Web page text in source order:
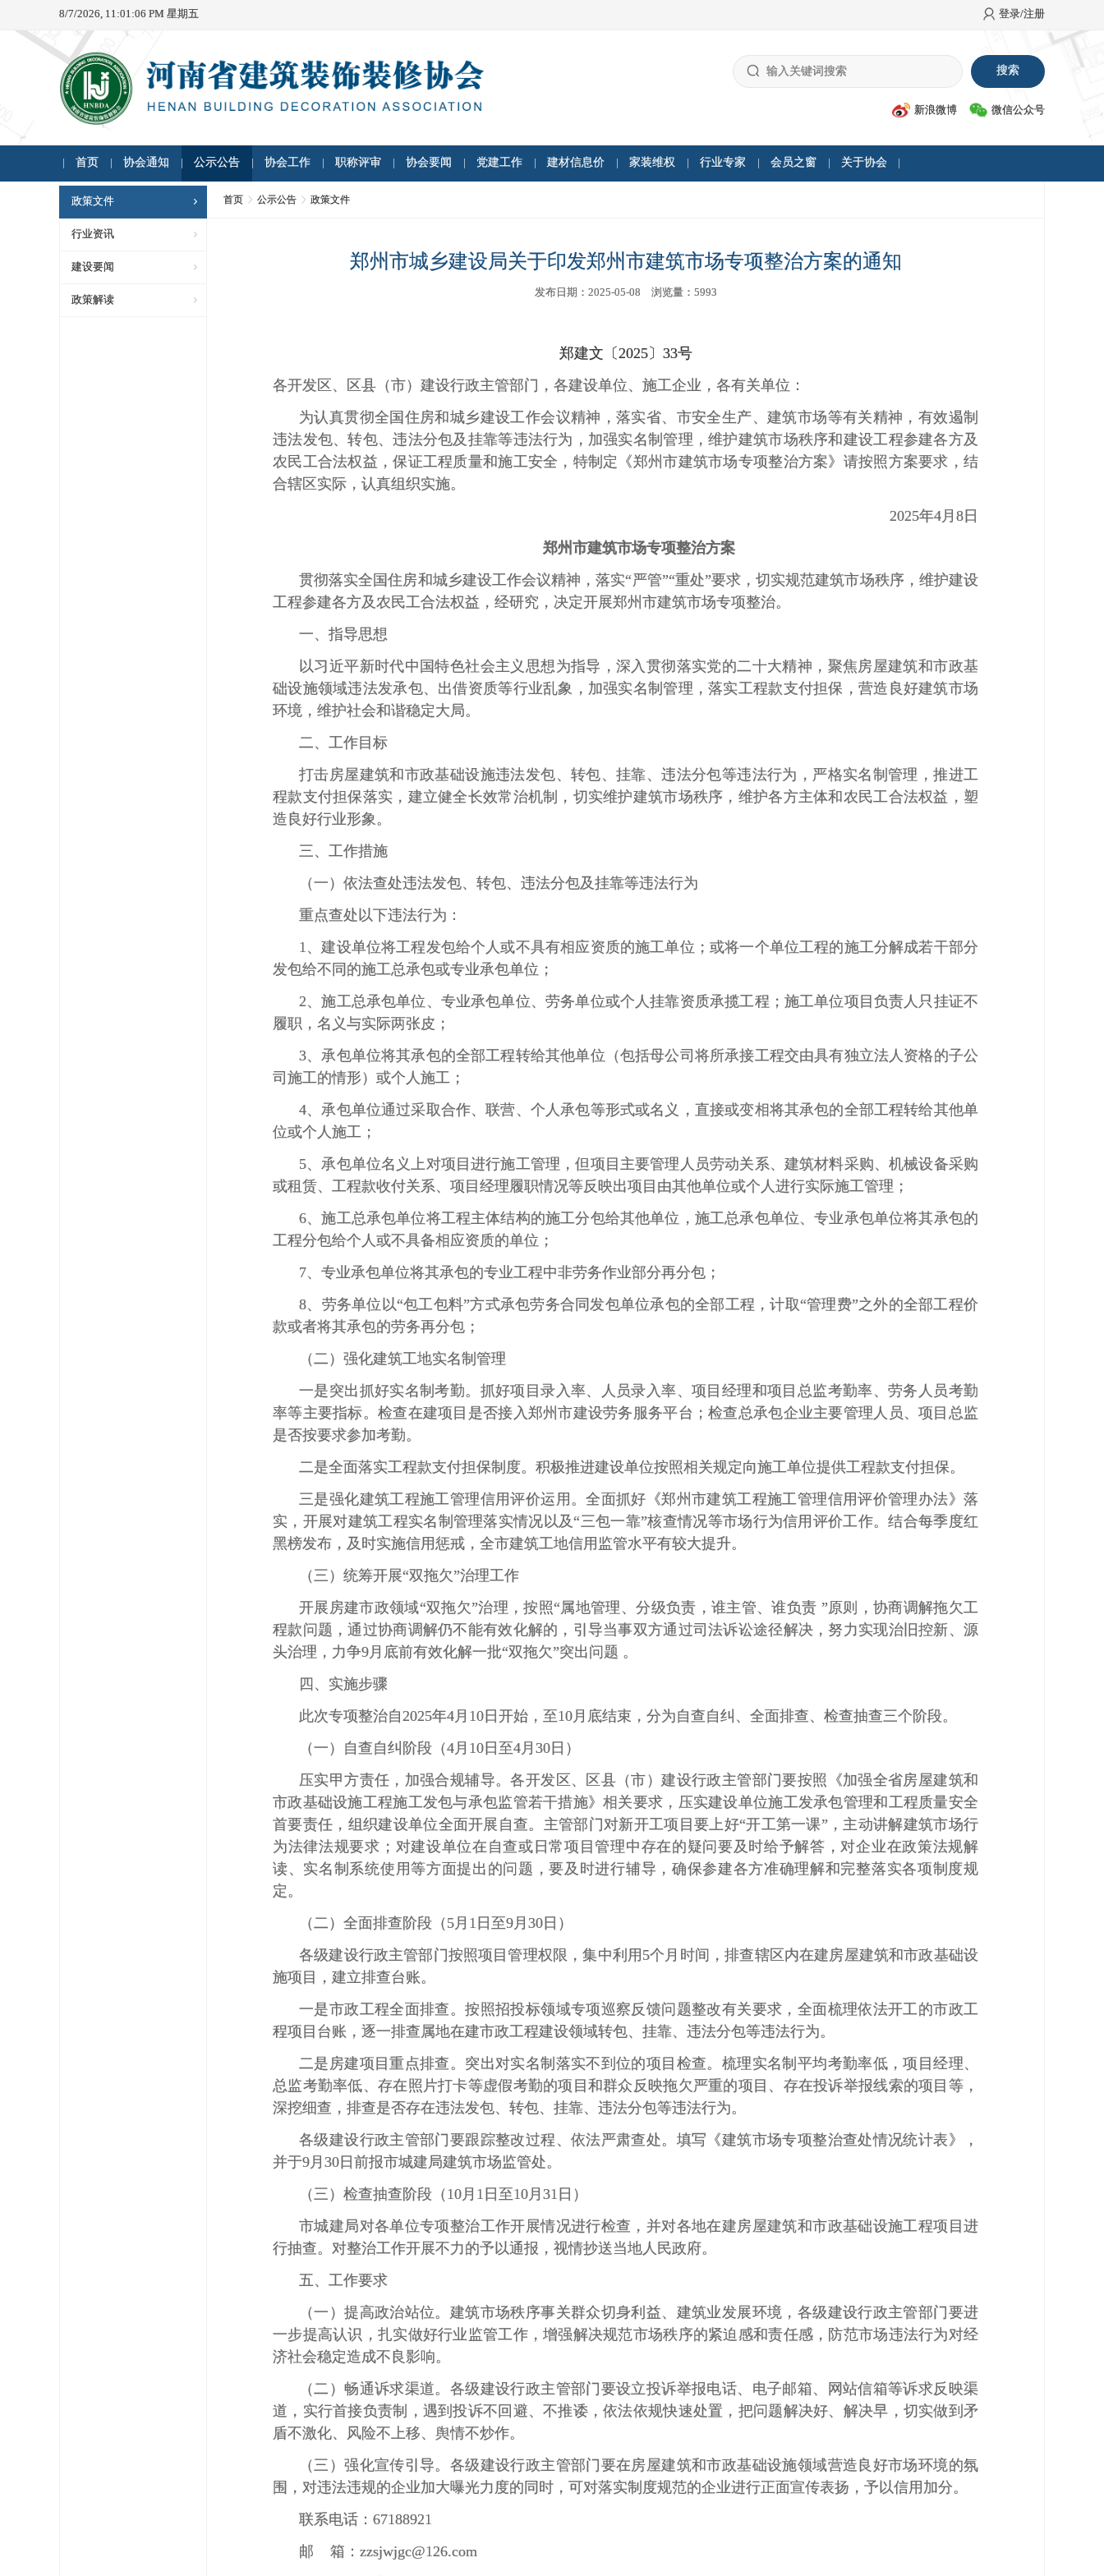
8/7/2026, 11:01:06 PM 星期五 登录/注册
新浪微博 微信公众号
首页 协会通知 公示公告 协会工作 职称评审 协会要闻 党建工作 建材信息价 家装维权 行业专家 会员之窗 关于协会
政策文件
行业资讯
建设要闻
政策解读
首页 公示公告 政策文件
郑州市城乡建设局关于印发郑州市建筑市场专项整治方案的通知
发布日期： 2025-05-08 浏览量： 5993
郑建文〔2025〕33号
各开发区、区县（市）建设行政主管部门，各建设单位、施工企业，各有关单位：
为认真贯彻全国住房和城乡建设工作会议精神，落实省、市安全生产、建筑市场等有关精神，有效遏制
违法发包、转包、违法分包及挂靠等违法行为，加强实名制管理，维护建筑市场秩序和建设工程参建各方及
农民工合法权益，保证工程质量和施工安全，特制定《郑州市建筑市场专项整治方案》请按照方案要求，结
合辖区实际，认真组织实施。
2025年4月8日
郑州市建筑市场专项整治方案
贯彻落实全国住房和城乡建设工作会议精神，落实“严管”“重处”要求，切实规范建筑市场秩序，维护建设
工程参建各方及农民工合法权益，经研究，决定开展郑州市建筑市场专项整治。
一、指导思想
以习近平新时代中国特色社会主义思想为指导，深入贯彻落实党的二十大精神，聚焦房屋建筑和市政基
础设施领域违法发承包、出借资质等行业乱象，加强实名制管理，落实工程款支付担保，营造良好建筑市场
环境，维护社会和谐稳定大局。
二、工作目标
打击房屋建筑和市政基础设施违法发包、转包、挂靠、违法分包等违法行为，严格实名制管理，推进工
程款支付担保落实，建立健全长效常治机制，切实维护建筑市场秩序，维护各方主体和农民工合法权益，塑
造良好行业形象。
三、工作措施
（一）依法查处违法发包、转包、违法分包及挂靠等违法行为
重点查处以下违法行为：
1、建设单位将工程发包给个人或不具有相应资质的施工单位；或将一个单位工程的施工分解成若干部分
发包给不同的施工总承包或专业承包单位；
2、施工总承包单位、专业承包单位、劳务单位或个人挂靠资质承揽工程；施工单位项目负责人只挂证不
履职，名义与实际两张皮；
3、承包单位将其承包的全部工程转给其他单位（包括母公司将所承接工程交由具有独立法人资格的子公
司施工的情形）或个人施工；
4、承包单位通过采取合作、联营、个人承包等形式或名义，直接或变相将其承包的全部工程转给其他单
位或个人施工；
5、承包单位名义上对项目进行施工管理，但项目主要管理人员劳动关系、建筑材料采购、机械设备采购
或租赁、工程款收付关系、项目经理履职情况等反映出项目由其他单位或个人进行实际施工管理；
6、施工总承包单位将工程主体结构的施工分包给其他单位，施工总承包单位、专业承包单位将其承包的
工程分包给个人或不具备相应资质的单位；
7、专业承包单位将其承包的专业工程中非劳务作业部分再分包；
8、劳务单位以“包工包料”方式承包劳务合同发包单位承包的全部工程，计取“管理费”之外的全部工程价
款或者将其承包的劳务再分包；
（二）强化建筑工地实名制管理
一是突出抓好实名制考勤。抓好项目录入率、人员录入率、项目经理和项目总监考勤率、劳务人员考勤
率等主要指标。检查在建项目是否接入郑州市建设劳务服务平台；检查总承包企业主要管理人员、项目总监
是否按要求参加考勤。
二是全面落实工程款支付担保制度。积极推进建设单位按照相关规定向施工单位提供工程款支付担保。
三是强化建筑工程施工管理信用评价运用。全面抓好《郑州市建筑工程施工管理信用评价管理办法》落
实，开展对建筑工程实名制管理落实情况以及“三包一靠”核查情况等市场行为信用评价工作。结合每季度红
黑榜发布，及时实施信用惩戒，全市建筑工地信用监管水平有较大提升。
（三）统筹开展“双拖欠”治理工作
开展房建市政领域“双拖欠”治理，按照“属地管理、分级负责，谁主管、谁负责 ”原则，协商调解拖欠工
程款问题，通过协商调解仍不能有效化解的，引导当事双方通过司法诉讼途径解决，努力实现治旧控新、源
头治理，力争9月底前有效化解一批“双拖欠”突出问题 。
四、实施步骤
此次专项整治自2025年4月10日开始，至10月底结束，分为自查自纠、全面排查、检查抽查三个阶段。
（一）自查自纠阶段（4月10日至4月30日）
压实甲方责任，加强合规辅导。各开发区、区县（市）建设行政主管部门要按照《加强全省房屋建筑和
市政基础设施工程施工发包与承包监管若干措施》相关要求，压实建设单位施工发承包管理和工程质量安全
首要责任，组织建设单位全面开展自查。主管部门对新开工项目要上好“开工第一课”，主动讲解建筑市场行
为法律法规要求；对建设单位在自查或日常项目管理中存在的疑问要及时给予解答，对企业在政策法规解
读、实名制系统使用等方面提出的问题，要及时进行辅导，确保参建各方准确理解和完整落实各项制度规
定。
（二）全面排查阶段（5月1日至9月30日）
各级建设行政主管部门按照项目管理权限，集中利用5个月时间，排查辖区内在建房屋建筑和市政基础设
施项目，建立排查台账。
一是市政工程全面排查。按照招投标领域专项巡察反馈问题整改有关要求，全面梳理依法开工的市政工
程项目台账，逐一排查属地在建市政工程建设领域转包、挂靠、违法分包等违法行为。
二是房建项目重点排查。突出对实名制落实不到位的项目检查。梳理实名制平均考勤率低，项目经理、
总监考勤率低、存在照片打卡等虚假考勤的项目和群众反映拖欠严重的项目、存在投诉举报线索的项目等，
深挖细查，排查是否存在违法发包、转包、挂靠、违法分包等违法行为。
各级建设行政主管部门要跟踪整改过程、依法严肃查处。填写《建筑市场专项整治查处情况统计表》，
并于9月30日前报市城建局建筑市场监管处。
（三）检查抽查阶段（10月1日至10月31日）
市城建局对各单位专项整治工作开展情况进行检查，并对各地在建房屋建筑和市政基础设施工程项目进
行抽查。对整治工作开展不力的予以通报，视情抄送当地人民政府。
五、工作要求
（一）提高政治站位。建筑市场秩序事关群众切身利益、建筑业发展环境，各级建设行政主管部门要进
一步提高认识，扎实做好行业监管工作，增强解决规范市场秩序的紧迫感和责任感，防范市场违法行为对经
济社会稳定造成不良影响。
（二）畅通诉求渠道。各级建设行政主管部门要设立投诉举报电话、电子邮箱、网站信箱等诉求反映渠
道，实行首接负责制，遇到投诉不回避、不推诿，依法依规快速处置，把问题解决好、解决早，切实做到矛
盾不激化、风险不上移、舆情不炒作。
（三）强化宣传引导。各级建设行政主管部门要在房屋建筑和市政基础设施领域营造良好市场环境的氛
围，对违法违规的企业加大曝光力度的同时，可对落实制度规范的企业进行正面宣传表扬，予以信用加分。
联系电话：67188921
邮 箱：zzsjwjgc@126.com